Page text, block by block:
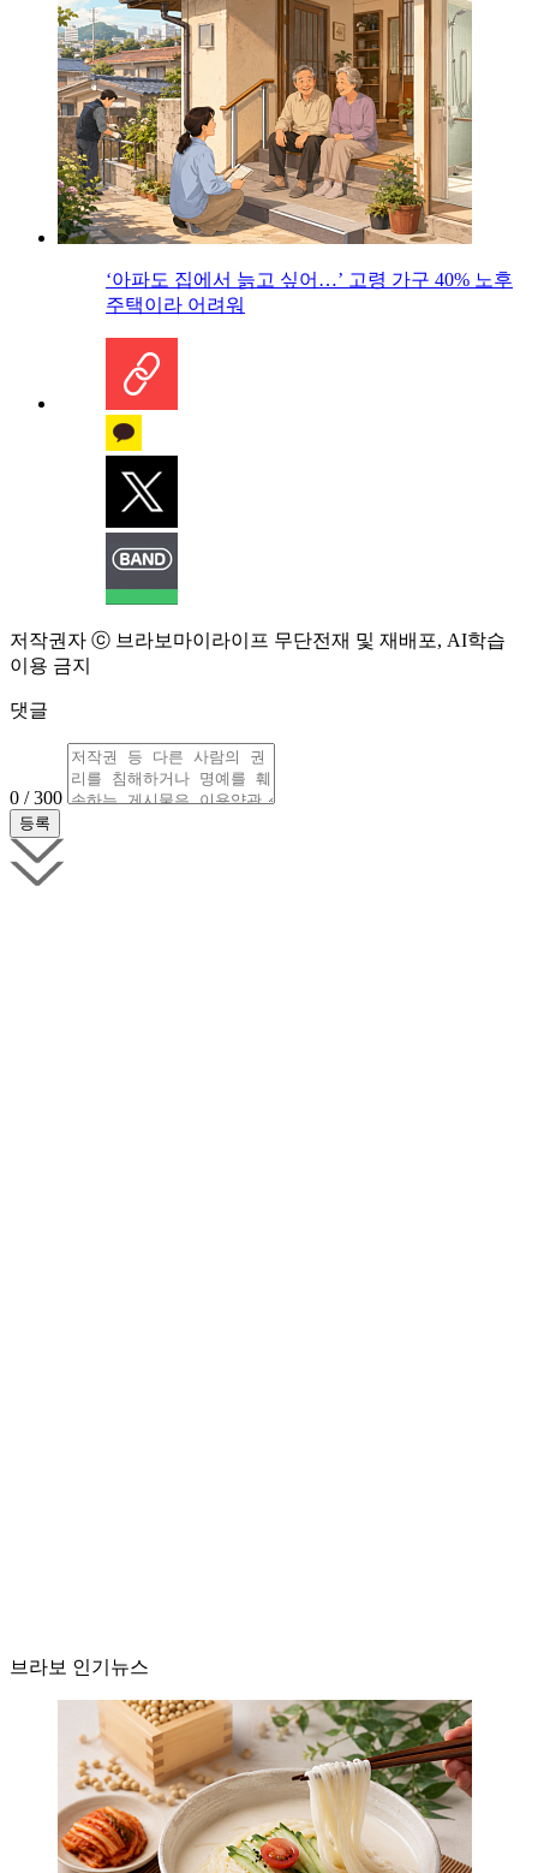
‘아파도 집에서 늙고 싶어…’ 고령 가구 40% 노후
주택이라 어려워
저작권자 ⓒ 브라보마이라이프 무단전재 및 재배포, AI학습
이용 금지
댓글
0 / 300
브라보 인기뉴스